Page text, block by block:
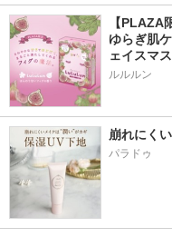
【PLAZA
ゆらぎ肌
ェイスマ
ルルルン
崩れにく
パラドゥ